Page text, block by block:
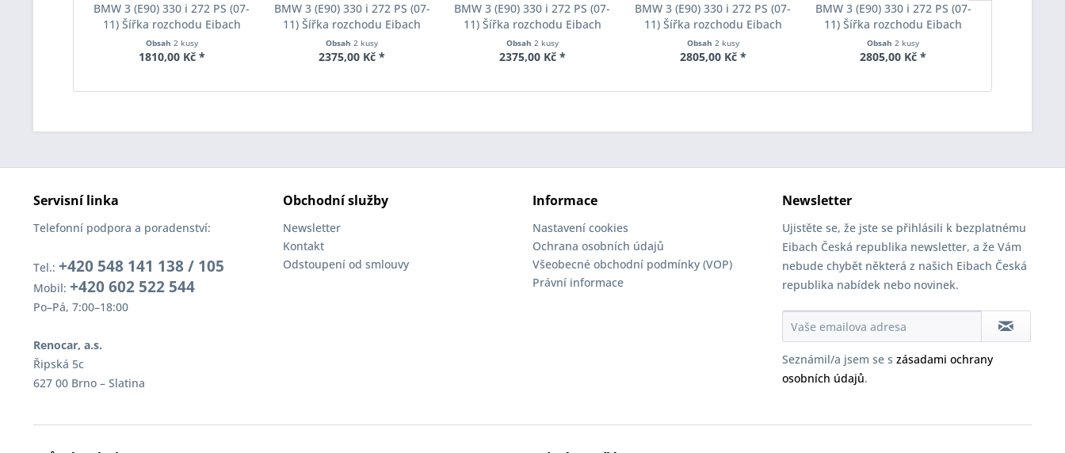
BMW 3 (E90) 330 i 272 PS (07-
11) Šířka rozchodu Eibach
Pro-Spacer S90-1-05-017
System1 Tloušťka 5mm
Obsah 2 kusy
1810,00 Kč *
BMW 3 (E90) 330 i 272 PS (07-
11) Šířka rozchodu Eibach
Pro-Spacer S90-2-10-004
System2 Tloušťka 10mm
Obsah2 kusy
2375,00 Kč *
BMW 3 (E90) 330 i 272 PS (07-
11) Šířka rozchodu Eibach
Pro-Spacer S90-2-10-004
System2 Tloušťka 10mm
Obsah 2 kusy
2375,00 Kč *
BMW 3 (E90) 330 i 272 PS (07-
11) Šířka rozchodu Eibach
Pro-Spacer S90-2-12-002
System2 Tloušťka 12mm
Obsah 2 kusy
2805,00 Kč *
BMW 3 (E90) 330 i 272 PS (07-
11) Šířka rozchodu Eibach
Pro-Spacer S90-2-12-002
System2 Tloušťka 12mm
Obsah2 kusy
2805,00 Kč *
Servisní linka
Telefonní podpora a poradenství:
Tel.: +420 548 141 138 / 105
Mobil: +420 602 522 544
Po–Pá, 7:00–18:00
Renocar, a.s.
Řipská 5c
627 00 Brno – Slatina
Obchodní služby
Newsletter
Kontakt
Odstoupení od smlouvy
Informace
Nastavení cookies
Ochrana osobních údajů
Všeobecné obchodní podmínky (VOP)
Právní informace
Newsletter
Ujistěte se, že jste se přihlásili k bezplatnému
Eibach Česká republika newsletter, a že Vám
nebude chybět některá z našich Eibach Česká
republika nabídek nebo novinek.
Seznámil/a jsem se s zásadami ochrany
osobních údajů.